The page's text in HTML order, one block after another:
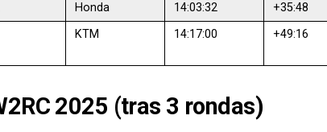
Honda 14:03:32
+35:48
KTM 14:17:00 +49:16
2025 (tras 3 rondas)